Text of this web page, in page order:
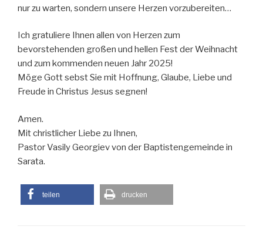
nur zu warten, sondern unsere Herzen vorzubereiten…
Ich gratuliere Ihnen allen von Herzen zum
bevorstehenden großen und hellen Fest der Weihnacht
und zum kommenden neuen Jahr 2025!
Möge Gott sebst Sie mit Hoffnung, Glaube, Liebe und
Freude in Christus Jesus segnen!
Amen.
Mit christlicher Liebe zu Ihnen,
Pastor Vasily Georgiev von der Baptistengemeinde in
Sarata.
teilen drucken